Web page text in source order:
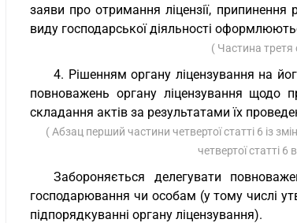
заяви про отримання ліцензії,
виду господарської діяльності
( Частина третя
4. Рішенням органу ліцензування на
повноважень органу ліцензування щодо
складання актів за результатами їх
( Абзац перший частини четвертої статті 6 із
четвертої статті
Забороняється делегувати
господарювання чи особам (у тому числі
підпорядкуванні органу ліцензування).